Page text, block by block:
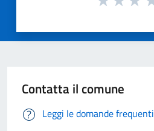
Contatta il comune
Leggi le domande frequenti